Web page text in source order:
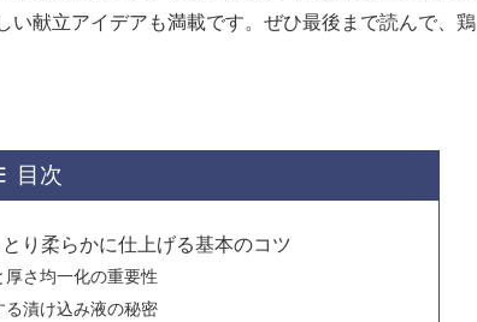
献立アイデアも満載です。ぜひ最後まで読んで、鶏
目次
り柔らかに仕上げる基本のコツ
さ均一化の重要性
漬け込み液の秘密